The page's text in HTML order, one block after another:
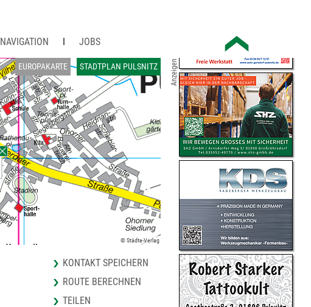
NAVIGATION JOBS
EUROPAKARTE STADTPLAN PULSNITZ
© Städte-Verlag
KONTAKT SPEICHERN
ROUTE BERECHNEN
TEILEN
Anzeigen